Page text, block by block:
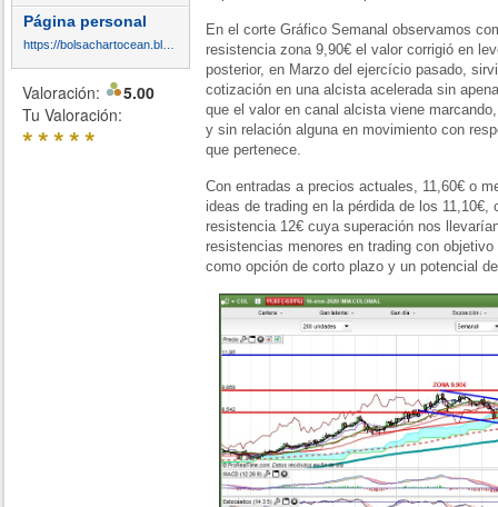
Página personal
Valoración:
5.00
Tu Valoración:
*****
En el corte Gráfico Semanal observamos
resistencia zona 9,90€ el valor corrigió en
posterior, en Marzo del ejercício pasado,
cotización en una alcista acelerada sin
que el valor en canal alcista viene
y sin relación alguna en movimiento con
que pertenece.
Con entradas a precios actuales, 11,60€ o
ideas de trading en la pérdida de los
resistencia 12€ cuya superación nos
resistencias menores en trading con
como opción de corto plazo y un potencial